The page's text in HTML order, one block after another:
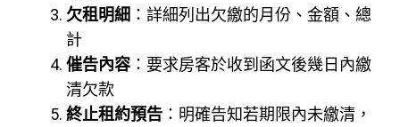
欠租明細 ：詳細列出欠繳的月份、金額、總
計
催告內容 ：要求房客於收到函文後幾日內繳
清欠款
終止租約預告 ：明確告知若期限內未繳清，